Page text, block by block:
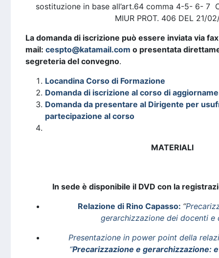
sostituzione in base all’art.64 comma 4-5- 6- 7
MIUR PROT. 406 DEL 21/
La domanda di iscrizione può essere inviata via
mail: cespto@katamail.com o presentata
segreteria del convegno.
Locandina Corso di Formazione
Domanda di iscrizione al corso di
Domanda da presentare al Dirigente per
partecipazione al corso
MATERIALI
In sede è disponibile il DVD con la
Relazione di Rino Capasso: “
gerarchizzazione dei docenti e
Presentazione in power point della
“Precarizzazione e gerarchizzazione: